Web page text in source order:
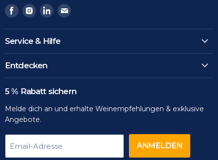
Finden
Sie
uns
auf
Facebook
Finden
Sie
uns
auf
Instagram
Finden
Sie
uns
auf
LinkedIn
Finden
uns
Email
Service & Hilfe
Entdecken
5 % Rabatt sichern
Melde dich an und erhalte Weinempfehlungen & exklusive
Angebote.
Email-Adresse ANMELDEN